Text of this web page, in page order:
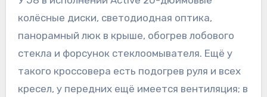
колёсные диски, светодиодная оптика,
панорамный люк в крыше, обогрев лобового
стекла и форсунок стеклоомывателя. Ещё у
такого кроссовера есть подогрев руля и всех
кресел, у передних ещё имеется вентиляция; в